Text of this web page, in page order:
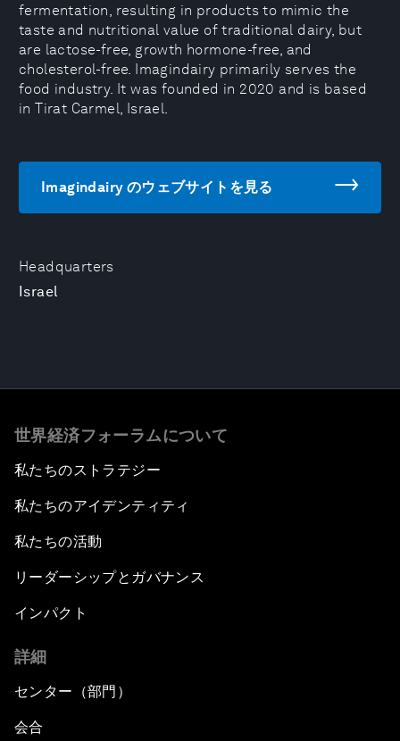
Headquarters
Israel
fermentation, resulting in products to mimic the
taste and nutritional value of traditional dairy, but
are lactose-free, growth hormone-free, and
cholesterol-free. Imagindairy primarily serves the
food industry. It was founded in 2020 and is based
in Tirat Carmel, Israel.
Imagindairy のウェブサイトを見る
世界経済フォーラムについて
私たちのストラテジー
私たちのアイデンティティ
私たちの活動
リーダーシップとガバナンス
インパクト
詳細
センター（部門）
会合